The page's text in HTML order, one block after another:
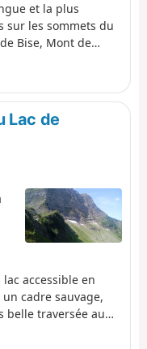
et la plus
sur les sommets du
Bise, Mont de
partie, et le Léman
et bouquetins
les informations
Lac de
accessible en
cadre sauvage,
belle traversée au